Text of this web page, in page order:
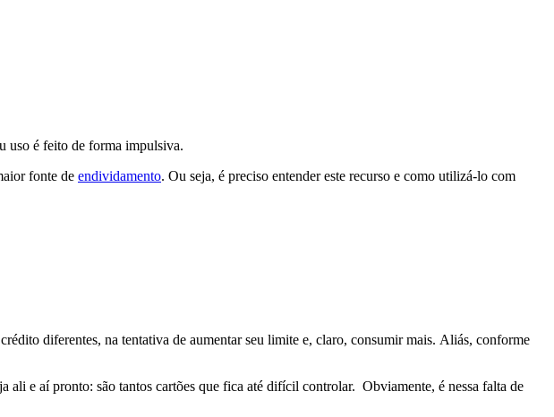
uso é feito de forma impulsiva.
fonte de endividamento. Ou seja, é preciso entender este recurso e como utilizá-lo com
diferentes, na tentativa de aumentar seu limite e, claro, consumir mais. Aliás, conforme
ali e aí pronto: são tantos cartões que fica até difícil controlar. Obviamente, é nessa falta de